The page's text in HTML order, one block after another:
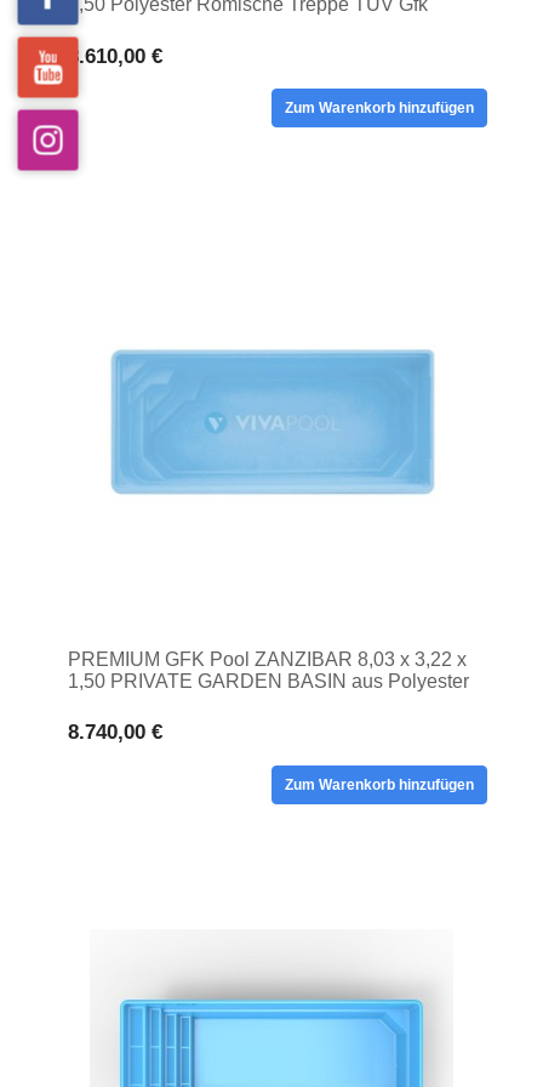
1,50 Polyester Römische Treppe TUV Gfk
Schwimmbecken
8.610,00 €
Zum Warenkorb hinzufügen
PREMIUM GFK Pool ZANZIBAR 8,03 x 3,22 x
1,50 PRIVATE GARDEN BASIN aus Polyester
8.740,00 €
Zum Warenkorb hinzufügen